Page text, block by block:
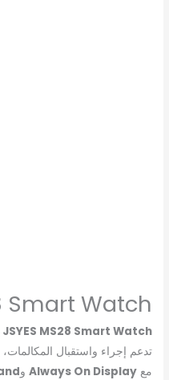
Smart Watch
JSYES MS28 Smart Watch
تدعم إجراء واستقبال المكالمات،
معAlways On Display و